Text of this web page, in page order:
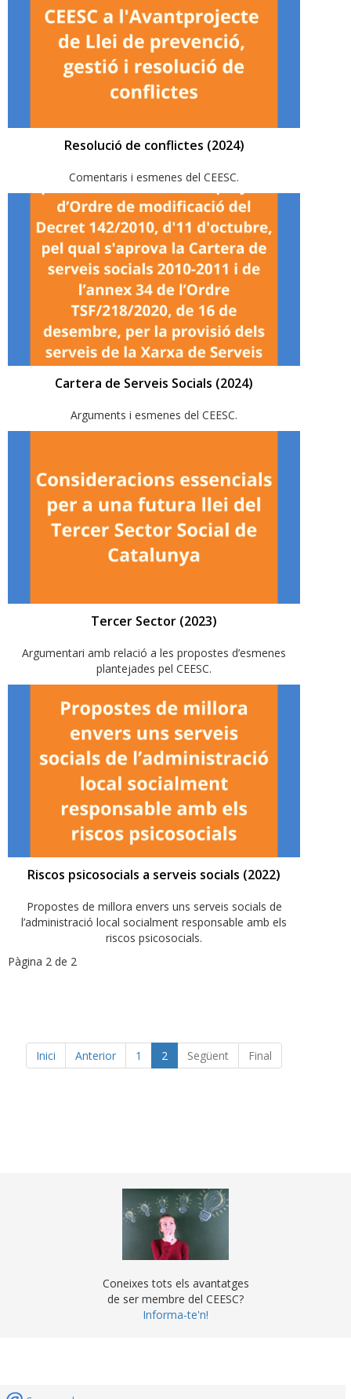
Resolució de conflictes (2024)
Comentaris i esmenes del CEESC.
Cartera de Serveis Socials (2024)
Arguments i esmenes del CEESC.
Tercer Sector (2023)
Argumentari amb relació a les propostes d’esmenes
plantejades pel CEESC.
Riscos psicosocials a serveis socials (2022)
Propostes de millora envers uns serveis socials de
l’administració local socialment responsable amb els
riscos psicosocials.
Pàgina 2 de 2
Inici Anterior 1 2 Següent Final
Coneixes tots els avantatges
de ser membre del CEESC?
Informa-te'n!